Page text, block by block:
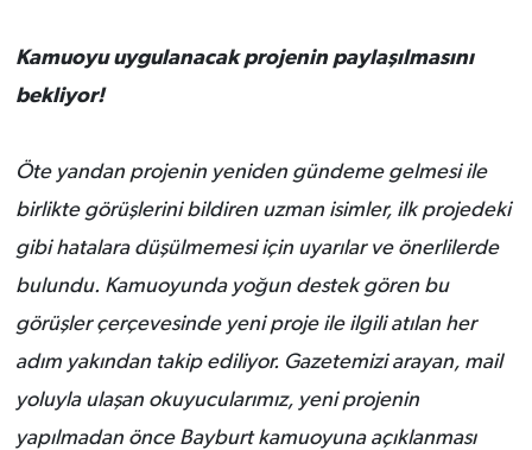
Kamuoyu uygulanacak projenin paylaşılmasını
bekliyor!
Öte yandan projenin yeniden gündeme gelmesi ile
birlikte görüşlerini bildiren uzman isimler, ilk projedeki
gibi hatalara düşülmemesi için uyarılar ve önerlilerde
bulundu. Kamuoyunda yoğun destek gören bu
görüşler çerçevesinde yeni proje ile ilgili atılan her
adım yakından takip ediliyor. Gazetemizi arayan, mail
yoluyla ulaşan okuyucularımız, yeni projenin
yapılmadan önce Bayburt kamuoyuna açıklanması